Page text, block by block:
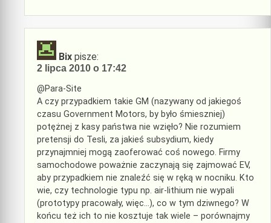
Bix pisze:
2 lipca 2010 o 17:42
@Para-Site
A czy przypadkiem takie GM (nazywany od jakiegoś
czasu Government Motors, by było śmieszniej)
potężnej z kasy państwa nie wzięło? Nie rozumiem
pretensji do Tesli, za jakieś subsydium, kiedy
przynajmniej mogą zaoferować coś nowego. Firmy
samochodowe poważnie zaczynają się zajmować EV,
aby przypadkiem nie znaleźć się w ręką w nocniku. Kto
wie, czy technologie typu np. air-lithium nie wypali
(prototypy pracowały, więc…), co w tym dziwnego? W
końcu też ich to nie kosztuje tak wiele – porównajmy